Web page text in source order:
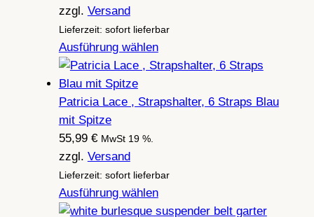
bis
59,99 €
zzgl. Versand
Lieferzeit: sofort lieferbar
Ausführung wählen
Patricia Lace , Strapshalter, 6 Straps Blau
mit Spitze
55,99 € MwSt 19 %.
zzgl. Versand
Lieferzeit: sofort lieferbar
Ausführung wählen